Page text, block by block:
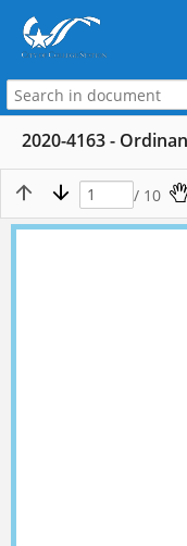
2020-4163 -
/ 10